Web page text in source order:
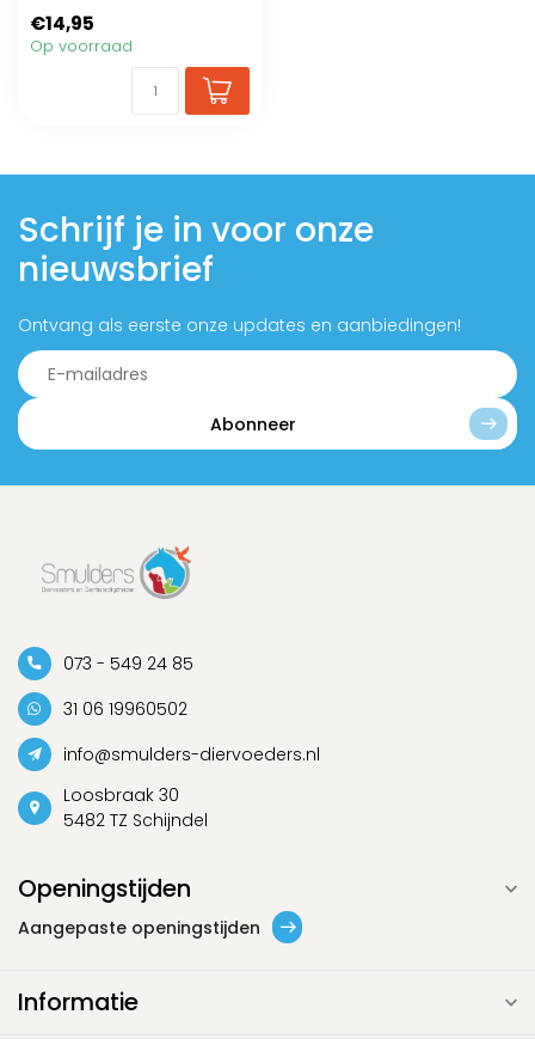
€14,95
Op voorraad
Schrijf je in voor onze
nieuwsbrief
Ontvang als eerste onze updates en aanbiedingen!
Abonneer
073 - 549 24 85
31 06 19960502
info@smulders-diervoeders.nl
Loosbraak 30
5482 TZ Schijndel
Openingstijden
Aangepaste openingstijden
Informatie